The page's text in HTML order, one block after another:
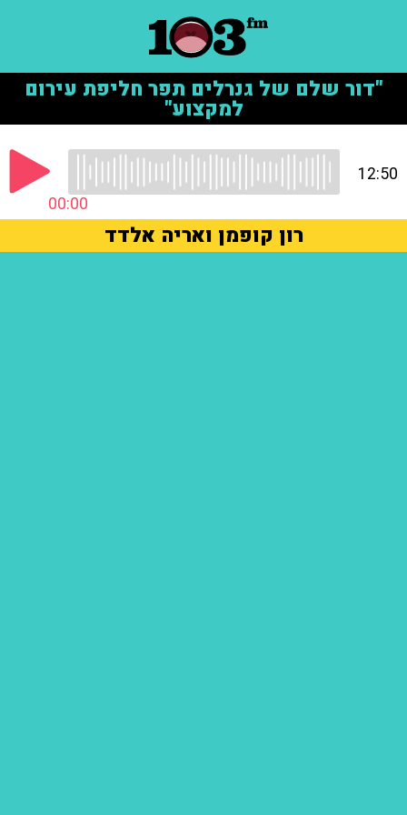
"דור שלם של גנרלים תפר חליפת עירום
למקצוע"
00:00
12:50
רון קופמן ואריה אלדד